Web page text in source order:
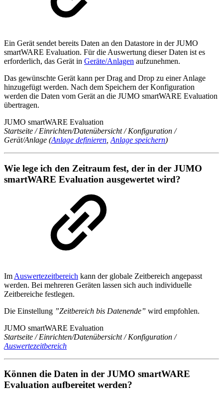
Ein Gerät sendet bereits Daten an den Datastore in der JUMO
smartWARE Evaluation. Für die Auswertung dieser Daten ist es
erforderlich, das Gerät in Geräte/Anlagen aufzunehmen.
Das gewünschte Gerät kann per Drag and Drop zu einer Anlage
hinzugefügt werden. Nach dem Speichern der Konfiguration
werden die Daten vom Gerät an die JUMO smartWARE Evaluation
übertragen.
JUMO smartWARE Evaluation
Startseite / Einrichten/Datenübersicht / Konfiguration /
Gerät/Anlage (Anlage definieren Anlage speichern)
Wie lege ich den Zeitraum fest, der in der JUMO
smartWARE Evaluation ausgewertet wird?
Im Auswertezeitbereich kann der globale Zeitbereich angepasst
werden. Bei mehreren Geräten lassen sich auch individuelle
Zeitbereiche festlegen.
Die Einstellung ”Zeitbereich bis Datenende” wird empfohlen.
JUMO smartWARE Evaluation
Startseite / Einrichten/Datenübersicht / Konfiguration /
Auswertezeitbereich
Können die Daten in der JUMO smartWARE
Evaluation aufbereitet werden?